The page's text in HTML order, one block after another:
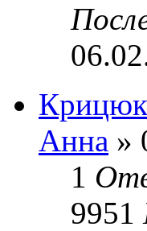
Крицюк
Анна »
1
9951